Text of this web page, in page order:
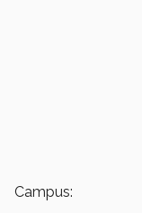
Campus: